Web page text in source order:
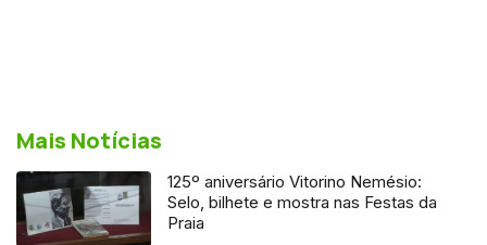
Mais Notícias
125º aniversário Vitorino Nemésio:
Selo, bilhete e mostra nas Festas da
Praia